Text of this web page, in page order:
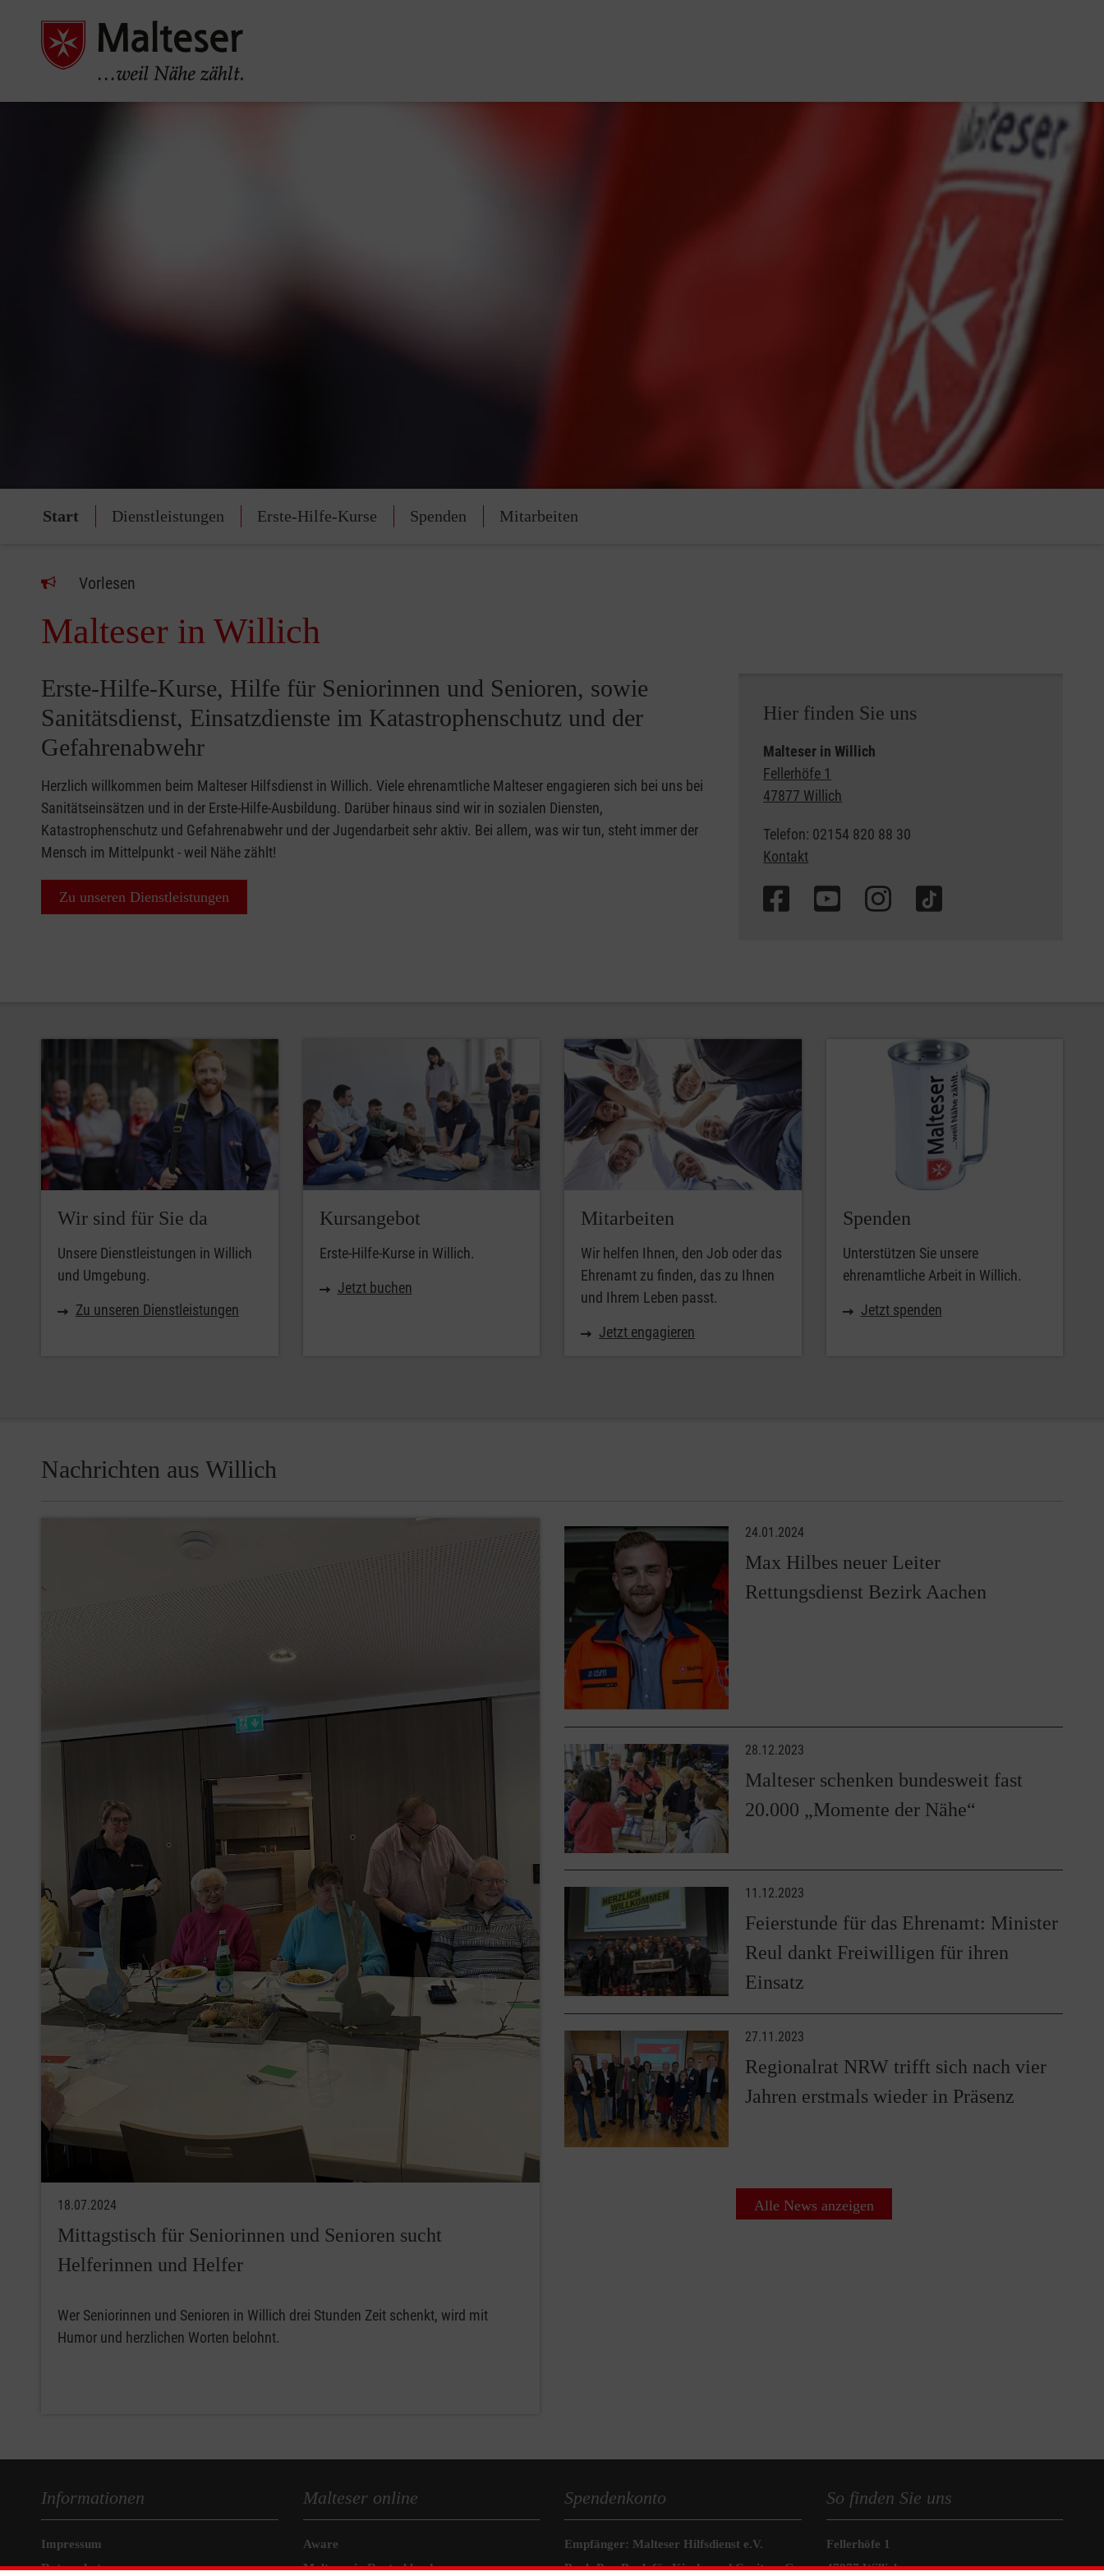
Start Dienstleistungen Erste-Hilfe-Kurse Spenden Mitarbeiten
Vorlesen
Malteser in Willich
Erste-Hilfe-Kurse, Hilfe für Seniorinnen und Senioren, sowie
Sanitätsdienst, Einsatzdienste im Katastrophenschutz und der
Gefahrenabwehr
Herzlich willkommen beim Malteser Hilfsdienst in Willich. Viele ehrenamtliche Malteser engagieren sich bei uns bei
Sanitätseinsätzen und in der Erste-Hilfe-Ausbildung. Darüber hinaus sind wir in sozialen Diensten,
Katastrophenschutz und Gefahrenabwehr und der Jugendarbeit sehr aktiv. Bei allem, was wir tun, steht immer der
Mensch im Mittelpunkt - weil Nähe zählt!
Zu unseren Dienstleistungen
Hier finden Sie uns
Malteser in Willich
Fellerhöfe 1
47877 Willich
Telefon: 02154 820 88 30
Kontakt
Wir sind für Sie da
Unsere Dienstleistungen in Willich
und Umgebung.
Zu unseren Dienstleistungen
Kursangebot
Erste-Hilfe-Kurse in Willich.
Jetzt buchen
Mitarbeiten
Wir helfen Ihnen, den Job oder das
Ehrenamt zu finden, das zu Ihnen
und Ihrem Leben passt.
Jetzt engagieren
Spenden
Unterstützen Sie unsere
ehrenamtliche Arbeit in Willich.
Jetzt spenden
Nachrichten aus Willich
18.07.2024
Mittagstisch für Seniorinnen und Senioren sucht
Helferinnen und Helfer
Wer Seniorinnen und Senioren in Willich drei Stunden Zeit schenkt, wird mit
Humor und herzlichen Worten belohnt.
24.01.2024
Max Hilbes neuer Leiter
Rettungsdienst Bezirk Aachen
28.12.2023
Malteser schenken bundesweit fast
20.000 „Momente der Nähe“
11.12.2023
Feierstunde für das Ehrenamt: Minister
Reul dankt Freiwilligen für ihren
Einsatz
27.11.2023
Regionalrat NRW trifft sich nach vier
Jahren erstmals wieder in Präsenz
Alle News anzeigen
Informationen
Impressum
Datenschutz
Malteser online
Aware
Malteser in Deutschland
Spendenkonto
Empfänger: Malteser Hilfsdienst e.V.
Bank:Pax-Bank für Kirche und Caritas eG
So finden Sie uns
Fellerhöfe 1
47877 Willich